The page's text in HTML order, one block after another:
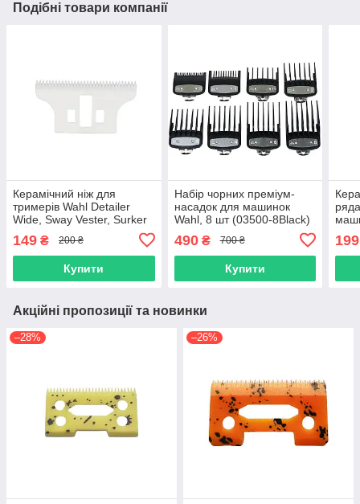
Подібні товари компанії
Керамічний ніж для
тримерів Wahl Detailer
Wide, Sway Vester, Surker
Ceramic-White)
149 ₴ 200 ₴
Купити
Набір чорних преміум-
насадок для машинок
Wahl, 8 шт (03500-8Black)
490₴ 700 ₴
Купити
199
Акційні пропозиції та новинки
–28% –26%